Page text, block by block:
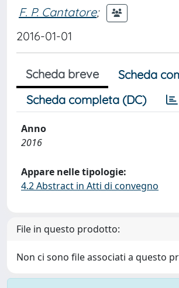
F. P. Cantatore;
2016-01-01
Scheda breve
Scheda
Scheda completa (DC)
Anno
2016
Appare nelle tipologie:
4.2 Abstract in Atti di convegno
File in questo prodotto:
Non ci sono file associati a questo